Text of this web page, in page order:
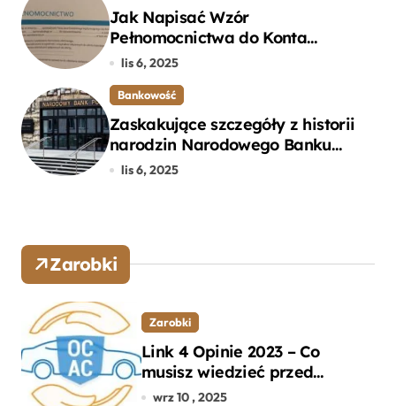
Jak Napisać Wzór
Pełnomocnictwa do Konta
Bankowego – Praktyczny
lis 6, 2025
Bankowość
Zaskakujące szczegóły z historii
narodzin Narodowego Banku
Polskiego, o których mogłeś nie
lis 6, 2025
Zarobki
Zarobki
Link 4 Opinie 2023 – Co
musisz wiedzieć przed
wyborem ubezpieczenia OC i
wrz 10 , 2025